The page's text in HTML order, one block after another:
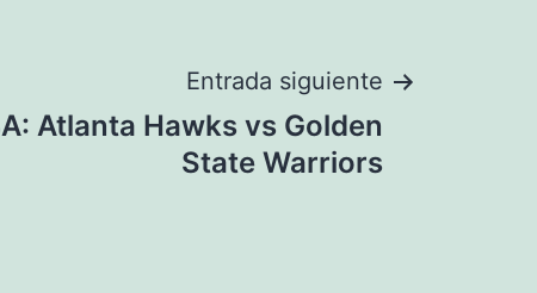
Entrada siguiente
Atlanta Hawks vs Golden
State Warriors